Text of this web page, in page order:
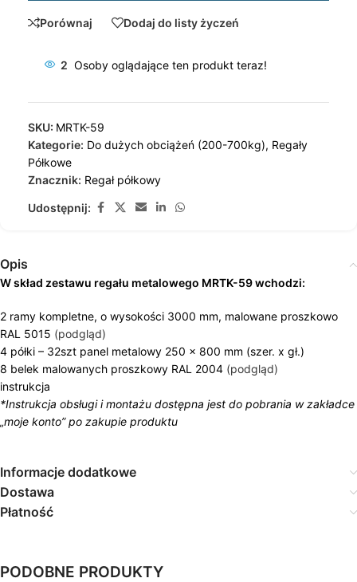
Porównaj Dodaj do listy życzeń
2 Osoby oglądające ten produkt teraz!
SKU: MRTK-59
Kategorie: Do dużych obciążeń (200-700kg), Regały
Półkowe
Znacznik: Regał półkowy
Udostępnij:
Opis
W skład zestawu regału metalowego MRTK-59 wchodzi:
2 ramy kompletne, o wysokości 3000 mm, malowane proszkowo
RAL 5015 (podgląd)
4 półki – 32szt panel metalowy 250 x 800 mm (szer. x gł.)
8 belek malowanych proszkowy RAL 2004 (podgląd)
instrukcja
*Instrukcja obsługi i montażu dostępna jest do pobrania w zakładce
„moje konto” po zakupie produktu
Informacje dodatkowe
Dostawa
Płatność
PODOBNE PRODUKTY